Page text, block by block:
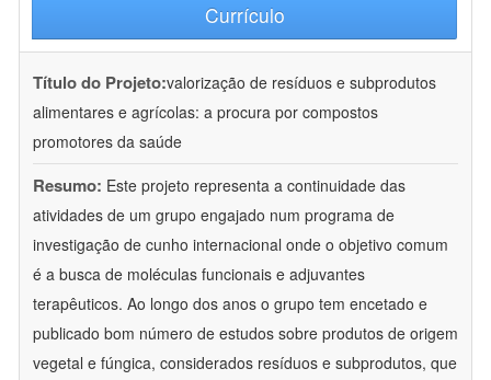
Currículo
Título do Projeto:valorização de resíduos e subprodutos
alimentares e agrícolas: a procura por compostos
promotores da saúde
Resumo: Este projeto representa a continuidade das
atividades de um grupo engajado num programa de
investigação de cunho internacional onde o objetivo comum
é a busca de moléculas funcionais e adjuvantes
terapêuticos. Ao longo dos anos o grupo tem encetado e
publicado bom número de estudos sobre produtos de origem
vegetal e fúngica, considerados resíduos e subprodutos, que